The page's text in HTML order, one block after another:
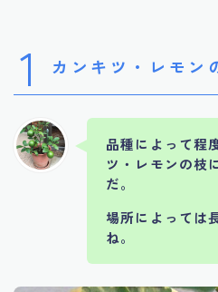
1 カンキツ・レモン
品種によって程
ツ・レモンの枝
だ。
場所によっては
ね。